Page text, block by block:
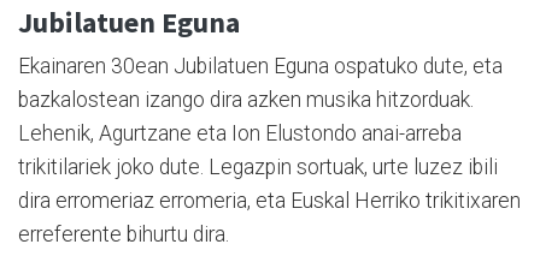
Jubilatuen Eguna
Ekainaren 30ean Jubilatuen Eguna ospatuko dute, eta
bazkalostean izango dira azken musika hitzorduak.
Lehenik, Agurtzane eta Ion Elustondo anai-arreba
trikitilariek joko dute. Legazpin sortuak, urte luzez ibili
dira erromeriaz erromeria, eta Euskal Herriko trikitixaren
erreferente bihurtu dira.